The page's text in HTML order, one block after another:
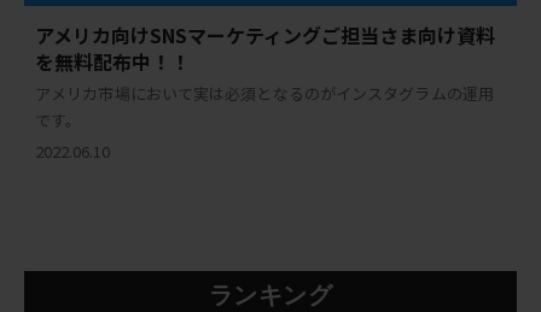
アメリカ向けSNSマーケティングご担当さま向け資料
を無料配布中！！
アメリカ市場において実は必須となるのがインスタグラムの運用
です。
2022.06.10
ランキング